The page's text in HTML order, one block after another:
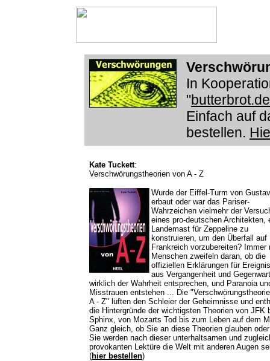
In
"butterbrot.de
Einfach auf
bestellen.
Kate Tuckett:
Verschwörungstheorien von A - Z
Wurde der Eiffel-Turm von
erbaut oder war das Pariser-
Wahrzeichen vielmehr der
eines pro-deutschen Architekten,
Landemast für Zeppeline zu
konstruieren, um den Überfall auf
Frankreich vorzubereiten? Immer
Menschen zweifeln daran, ob die
offiziellen Erklärungen für
aus Vergangenheit und Gegenwart
wirklich der Wahrheit entsprechen, und Paranoia
Misstrauen entstehen ... Die
A - Z" lüften den Schleier der Geheimnisse und
die Hintergründe der wichtigsten Theorien von JFK
Sphinx, von Mozarts Tod bis zum Leben auf dem
Ganz gleich, ob Sie an diese Theorien glauben
Sie werden nach dieser unterhaltsamen und
provokanten Lektüre die Welt mit anderen Augen
(hier bestellen)